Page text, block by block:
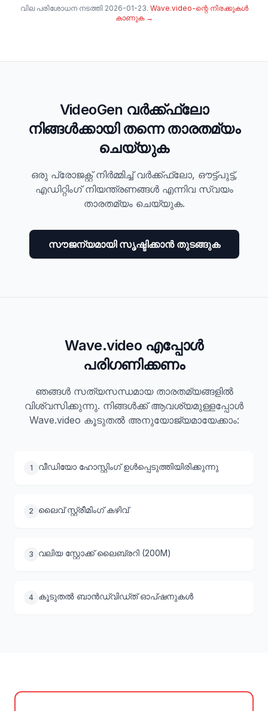
വില പരിശോധന നടത്തി 2026-01-23. Wave.video-ന്റെ നിരക്കുകൾ
കാണുക →
VideoGen വർക്ക്ഫ്ലോ
നിങ്ങൾക്കായി തന്നെ താരതമ്യം
ചെയ്യുക
ഒരു പ്രോജക്റ്റ് നിർമ്മിച്ച് വർക്ക്ഫ്ലോ, ഔട്ട്‌പുട്ട്,
എഡിറ്റിംഗ് നിയന്ത്രണങ്ങൾ എന്നിവ സ്വയം
താരതമ്യം ചെയ്യുക.
സൗജന്യമായി സൃഷ്ടിക്കാൻ തുടങ്ങുക
Wave.video എപ്പോൾ
പരിഗണിക്കണം
ഞങ്ങൾ സത്യസന്ധമായ താരതമ്യങ്ങളിൽ
വിശ്വസിക്കുന്നു. നിങ്ങൾക്ക് ആവശ്യമുള്ളപ്പോൾ
Wave.video കൂടുതൽ അനുയോജ്യമായേക്കാം:
1 വീഡിയോ ഹോസ്റ്റിംഗ് ഉൾപ്പെടുത്തിയിരിക്കുന്നു
2 ലൈവ് സ്റ്റ്രീമിംഗ് കഴിവ്
3 വലിയ സ്റ്റോക്ക് ലൈബ്രറി (200M)
4 കൂടുതൽ ബാൻഡ്‌വിഡ്ത് ഓപ്ഷനുകൾ